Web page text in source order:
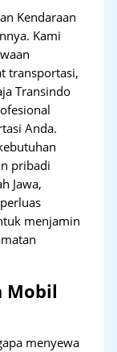
Kendaraan
Kami
transportasi,
Transindo
Anda.
pribadi
Jawa,
menjamin
Mobil
menyewa